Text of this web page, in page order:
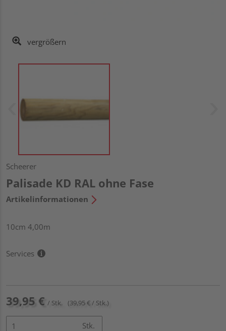
vergrößern
Scheerer
Palisade KD RAL ohne Fase
Artikelinformationen
10cm 4,00m
Services
39,95 € / Stk. (39,95 € / Stk.)
Stk.